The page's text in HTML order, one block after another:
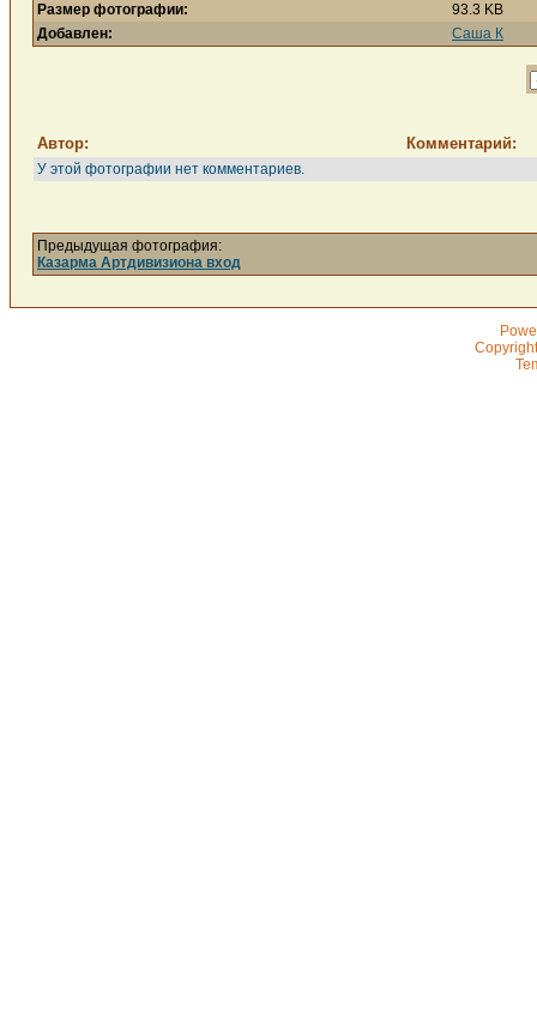
Размер фотографии:
93.3 KB
Добавлен:
Саша К
Автор: Комментарий:
У этой фотографии нет комментариев.
Предыдущая фотография:
Казарма Артдивизиона вход